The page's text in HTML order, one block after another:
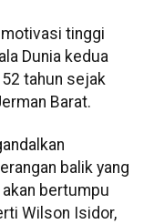
tinggi
Dunia kedua
tahun sejak
Barat.
balik yang
bertumpu
Wilson Isidor,